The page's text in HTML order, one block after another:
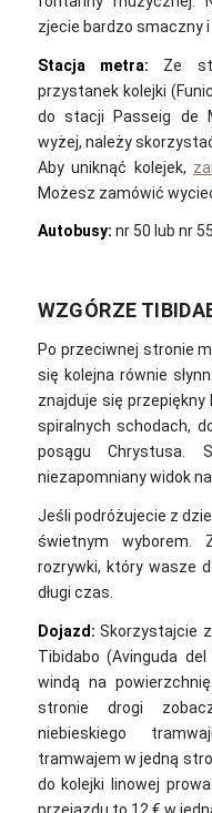
zjecie bardzo smaczny i
Stacja metra: Ze
przystanek kolejki
do stacji Passeig de
wyżej, należy
Aby uniknąć kolejek,
Możesz zamówić
Autobusy: nr 50 lub nr
WZGÓRZE
Po przeciwnej stronie
się kolejna równie
znajduje się przepiękny
spiralnych schodach,
posągu Chrystusa.
niezapomniany widok
Jeśli podróżujecie z
świetnym
rozrywki, który wasze
długi czas.
Dojazd: Skorzystajcie
Tibidabo (Avinguda
windą na
stronie drogi
niebieskiego
tramwajem w jedną
do kolejki linowej